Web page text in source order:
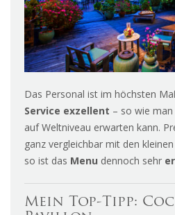
Das Personal ist im höchsten
Service exzellent – so wie
auf Weltniveau erwarten kann.
ganz vergleichbar mit den
so ist das Menu dennoch sehr
Mein Top-Tipp: